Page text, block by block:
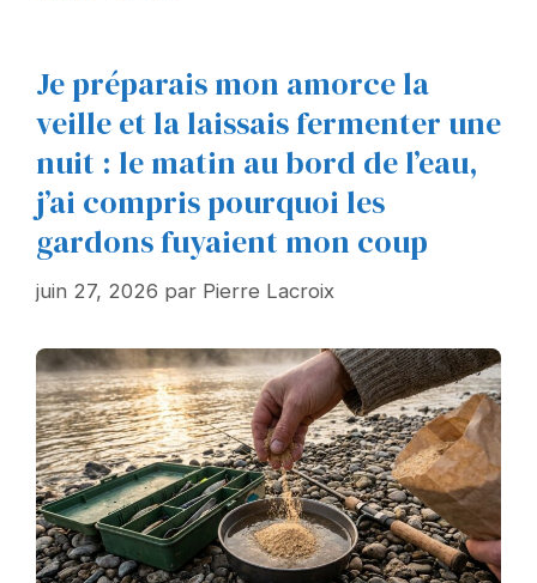
Je préparais mon amorce la
veille et la laissais fermenter une
nuit : le matin au bord de l’eau,
j’ai compris pourquoi les
gardons fuyaient mon coup
juin 27, 2026 par Pierre Lacroix